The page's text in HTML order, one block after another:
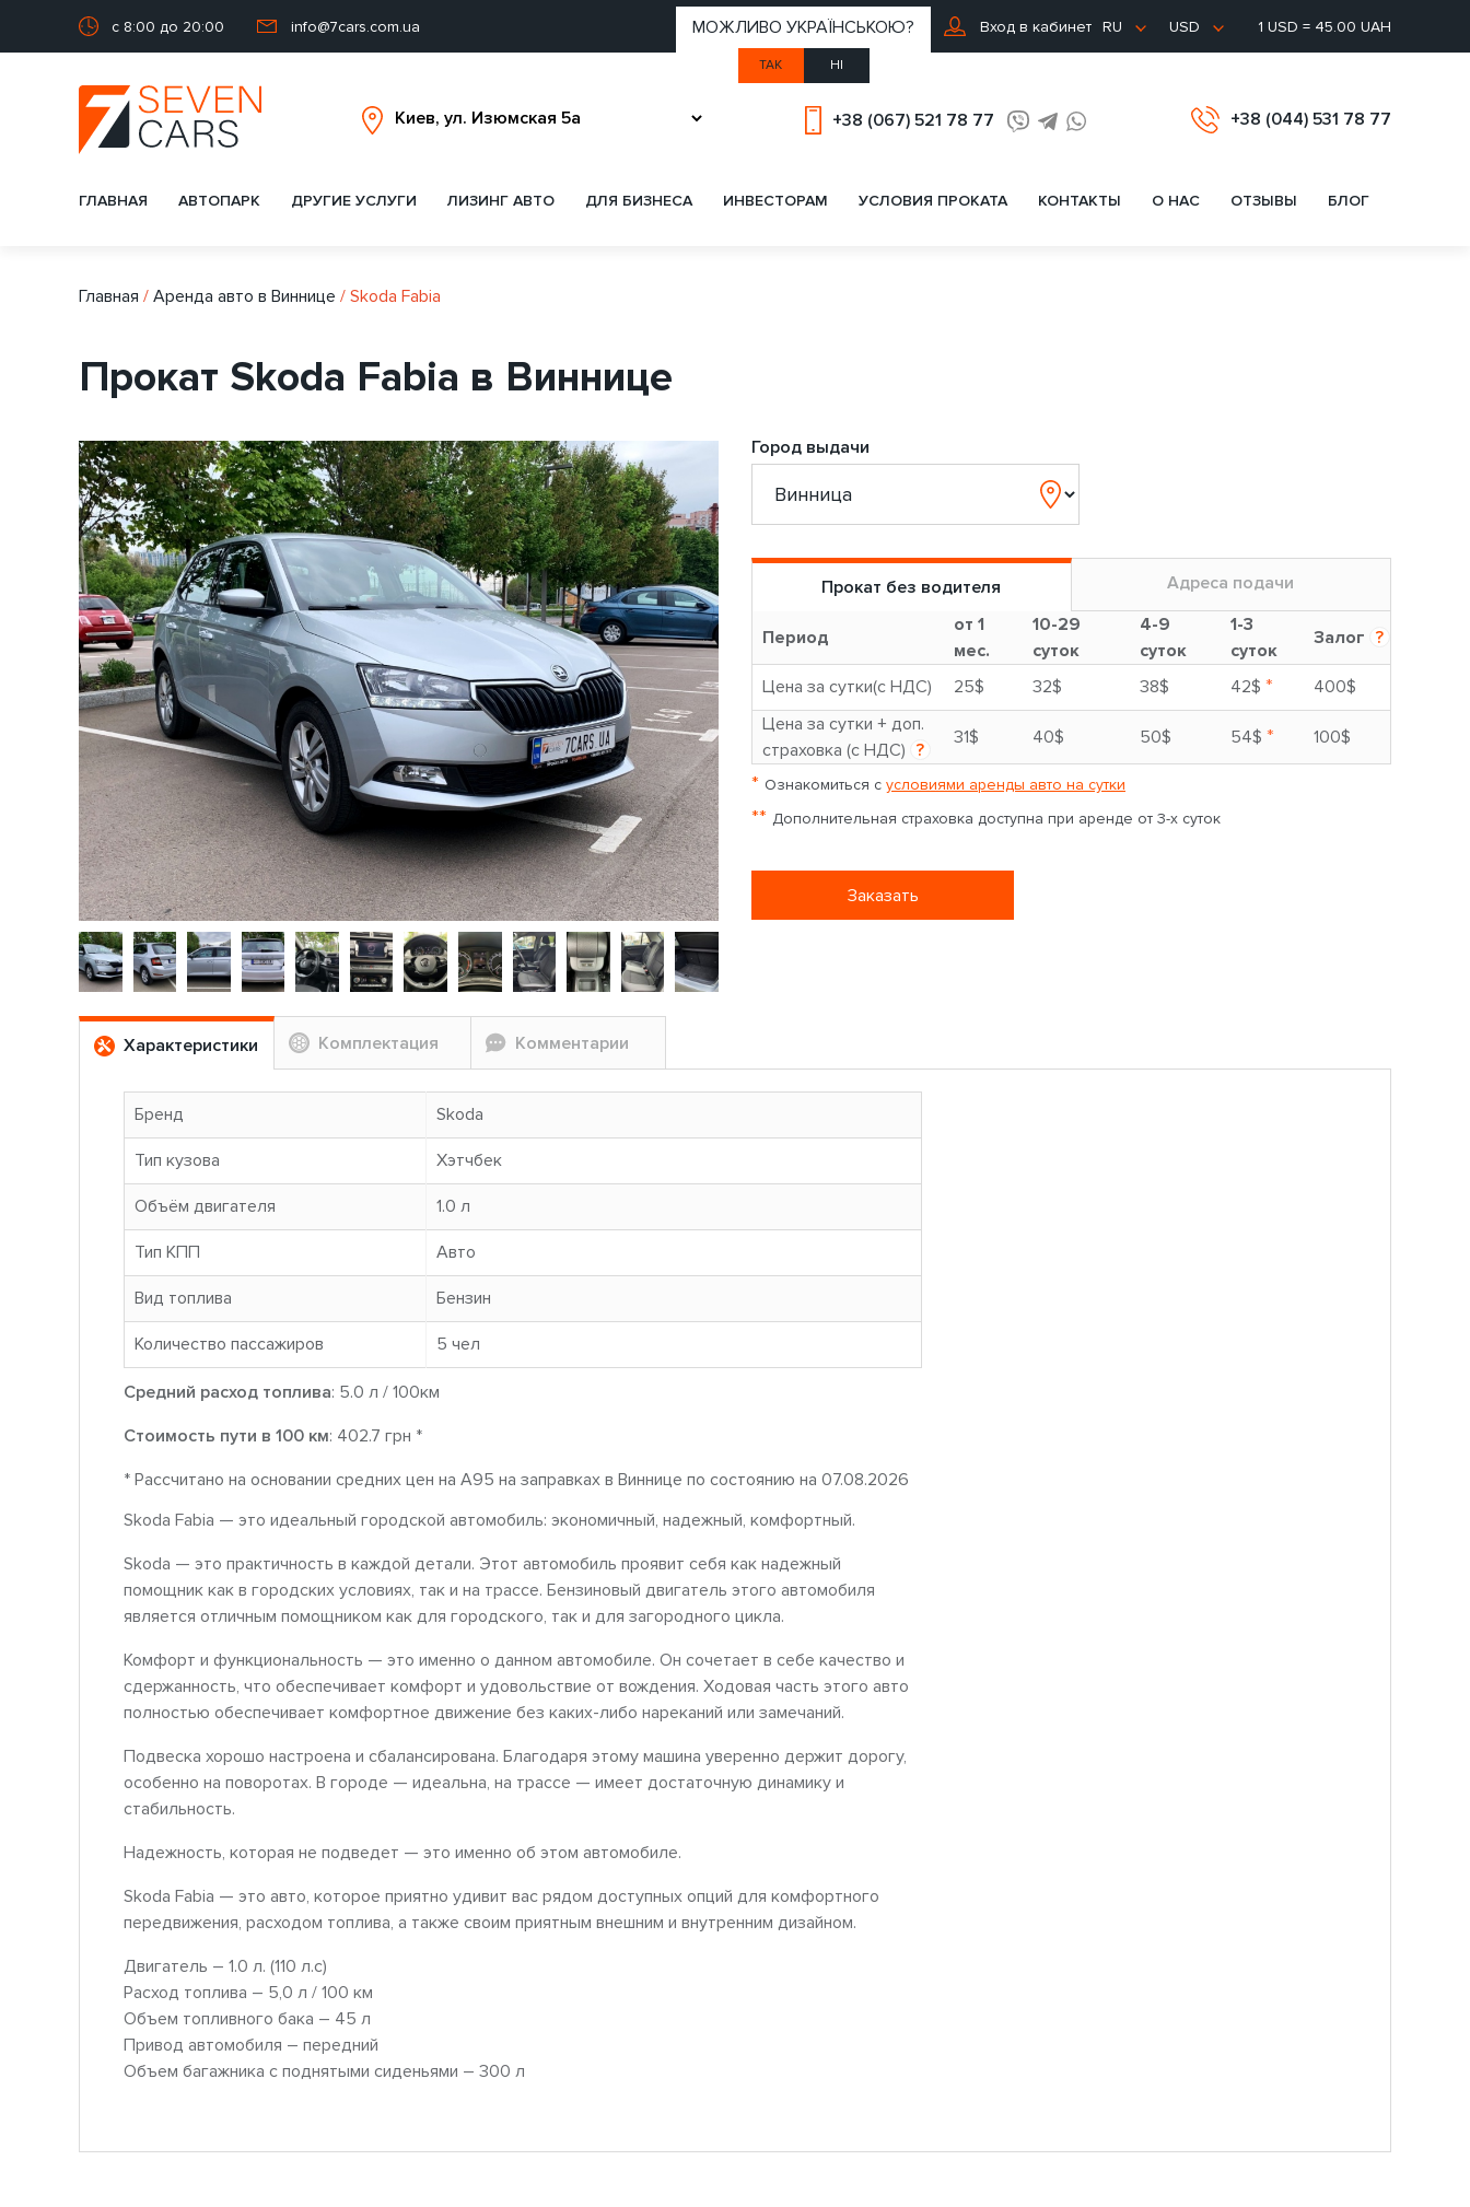
с 8:00 до 20:00 info@7cars.com.ua Вход в кабинет RU
МОЖЛИВО УКРАЇНСЬКОЮ?
ТАК НІ
USD 1 USD = 45.00 UAH
+38 (067) 521 78 77 +38 (044) 531 78 77
ГЛАВНАЯ АВТОПАРК ДРУГИЕ УСЛУГИ ЛИЗИНГ АВТО ДЛЯ БИЗНЕСА ИНВЕСТОРАМ УСЛОВИЯ ПРОКАТА КОНТАКТЫ О НАС ОТЗЫВЫ БЛОГ
Главная / Аренда авто в Виннице / Skoda Fabia
Прокат Skoda Fabia в Виннице
Город выдачи
Прокат без водителя Адреса подачи
Период
от 1
мес.
10-29
суток
4-9
суток
1-3
суток
Залог ?
Цена за сутки(с НДС) 25$ 32$ 38$ 42$ *
400$
Цена за сутки + доп.
страховка (с НДС) ?
31$ 40$ 50$ 54$ * 100$
* Ознакомиться с условиями аренды авто на сутки
** Дополнительная страховка доступна при аренде от 3-х суток
Заказать
Характеристики Комплектация Комментарии
Бренд Skoda
Тип кузова Хэтчбек
Объём двигателя 1.0 л
Тип КПП Авто
Вид топлива Бензин
Количество пассажиров 5 чел
Средний расход топлива: 5.0 л / 100км
Стоимость пути в 100 км: 402.7 грн *
* Рассчитано на основании средних цен на A95 на заправках в Виннице по состоянию на 07.08.2026
Skoda Fabia — это идеальный городской автомобиль: экономичный, надежный, комфортный.
Skoda — это практичность в каждой детали. Этот автомобиль проявит себя как надежный
помощник как в городских условиях, так и на трассе. Бензиновый двигатель этого автомобиля
является отличным помощником как для городского, так и для загородного цикла.
Комфорт и функциональность — это именно о данном автомобиле. Он сочетает в себе качество и
сдержанность, что обеспечивает комфорт и удовольствие от вождения. Ходовая часть этого авто
полностью обеспечивает комфортное движение без каких-либо нареканий или замечаний.
Подвеска хорошо настроена и сбалансирована. Благодаря этому машина уверенно держит дорогу,
особенно на поворотах. В городе — идеальна, на трассе — имеет достаточную динамику и
стабильность.
Надежность, которая не подведет — это именно об этом автомобиле.
Skoda Fabia — это авто, которое приятно удивит вас рядом доступных опций для комфортного
передвижения, расходом топлива, а также своим приятным внешним и внутренним дизайном.
Двигатель – 1.0 л. (110 л.с)
Расход топлива – 5,0 л / 100 км
Объем топливного бака – 45 л
Привод автомобиля – передний
Объем багажника с поднятыми сиденьями – 300 л